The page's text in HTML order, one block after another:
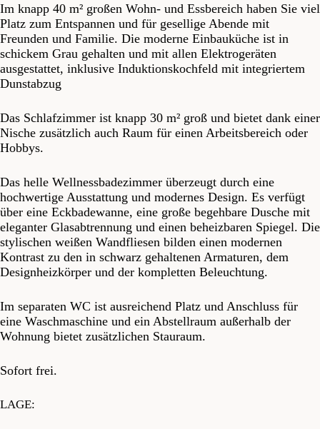
Im knapp 40 m² großen Wohn- und Essbereich haben Sie viel
Platz zum Entspannen und für gesellige Abende mit
Freunden und Familie. Die moderne Einbauküche ist in
schickem Grau gehalten und mit allen Elektrogeräten
ausgestattet, inklusive Induktionskochfeld mit integriertem
Dunstabzug
Das Schlafzimmer ist knapp 30 m² groß und bietet dank einer
Nische zusätzlich auch Raum für einen Arbeitsbereich oder
Hobbys.
Das helle Wellnessbadezimmer überzeugt durch eine
hochwertige Ausstattung und modernes Design. Es verfügt
über eine Eckbadewanne, eine große begehbare Dusche mit
eleganter Glasabtrennung und einen beheizbaren Spiegel. Die
stylischen weißen Wandfliesen bilden einen modernen
Kontrast zu den in schwarz gehaltenen Armaturen, dem
Designheizkörper und der kompletten Beleuchtung.
Im separaten WC ist ausreichend Platz und Anschluss für
eine Waschmaschine und ein Abstellraum außerhalb der
Wohnung bietet zusätzlichen Stauraum.
Sofort frei.
LAGE: